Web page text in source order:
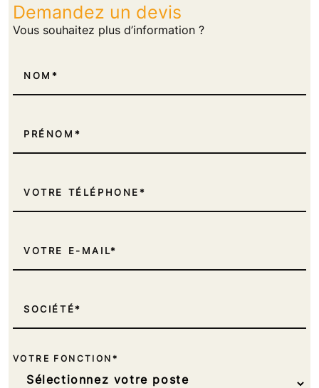
Demandez un devis
Vous souhaitez plus d’information ?
NOM
PRÉNOM
VOTRE TÉLÉPHONE
VOTRE E-MAIL
SOCIÉTÉ
VOTRE FONCTION*